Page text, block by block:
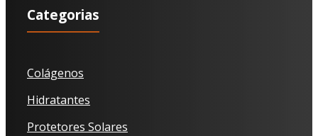
Categorias
Colágenos
Hidratantes
Protetores Solares